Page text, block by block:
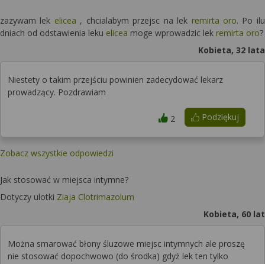
zazywam lek elicea , chcialabym przejsc na lek remirta oro. Po ilu
dniach od odstawienia leku elicea moge wprowadzic lek remirta oro?
Kobieta, 32 lata
Niestety o takim przejściu powinien zadecydować lekarz
prowadzący. Pozdrawiam
Podziękuj
2
Zobacz wszystkie odpowiedzi
Jak stosować w miejsca intymne?
Dotyczy ulotki Ziaja Clotrimazolum
Kobieta, 60 lat
Można smarować błony śluzowe miejsc intymnych ale proszę
nie stosować dopochwowo (do środka) gdyż lek ten tylko